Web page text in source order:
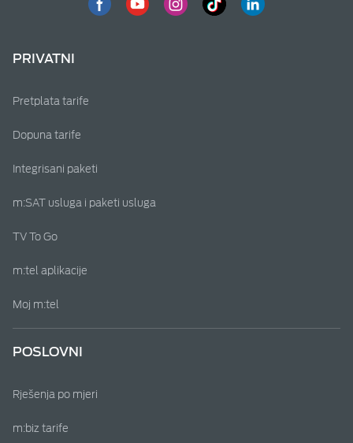
PRIVATNI
Pretplata tarife
Dopuna tarife
Integrisani paketi
m:SAT usluga i paketi usluga
TV To Go
m:tel aplikacije
Moj m:tel
POSLOVNI
Rješenja po mjeri
m:biz tarife